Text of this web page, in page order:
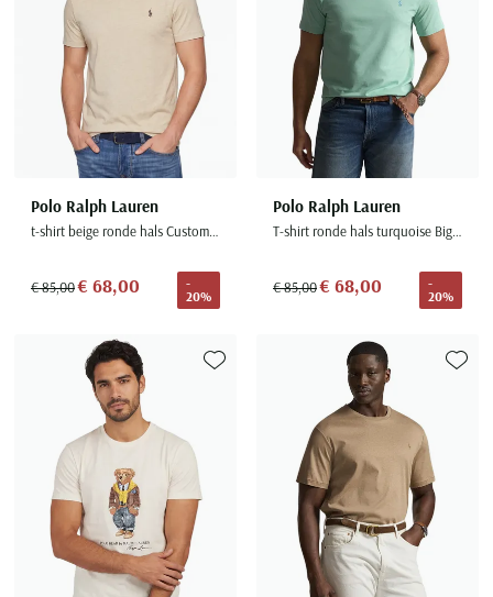
Polo Ralph Lauren
t-shirt beige ronde hals Custom Slim Fit
€ 85,00€ 68,00
-
20%
Polo Ralph Lauren
T-shirt ronde hals turquoise Big & Tall
€ 85,00€ 68,00
-
20%
Toevoegen aan favorieten